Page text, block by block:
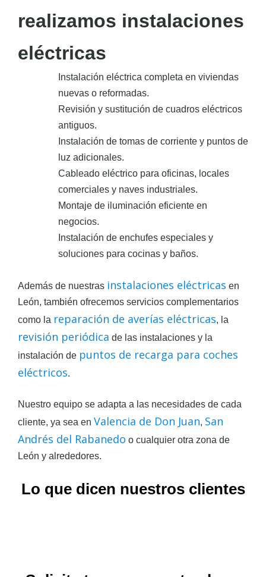
realizamos instalaciones
eléctricas
Instalación eléctrica completa en viviendas
nuevas o reformadas.
Revisión y sustitución de cuadros eléctricos
antiguos.
Instalación de tomas de corriente y puntos de
luz adicionales.
Cableado eléctrico para oficinas, locales
comerciales y naves industriales.
Montaje de iluminación eficiente en
negocios.
Instalación de enchufes especiales y
soluciones para cocinas y baños.
Además de nuestras instalaciones eléctricas en
León, también ofrecemos servicios complementarios
como la reparación de averías eléctricas, la
revisión periódica de las instalaciones y la
instalación de puntos de recarga para coches
eléctricos.
Nuestro equipo se adapta a las necesidades de cada
cliente, ya sea en Valencia de Don Juan, San
Andrés del Rabanedo o cualquier otra zona de
León y alrededores.
Lo que dicen nuestros clientes